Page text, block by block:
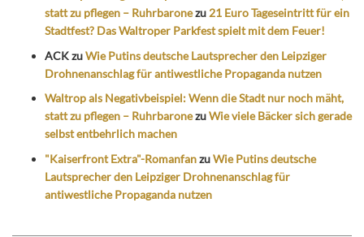
statt zu pflegen – Ruhrbaronezu 21 Euro Tageseintritt für ein
Stadtfest? Das Waltroper Parkfest spielt mit dem Feuer!
ACKzuWie Putins deutsche Lautsprecher den Leipziger
Drohnenanschlag für antiwestliche Propaganda nutzen
Waltrop als Negativbeispiel: Wenn die Stadt nur noch mäht,
statt zu pflegen – RuhrbaronezuWie viele Bäcker sich gerade
selbst entbehrlich machen
"Kaiserfront Extra"-RomanfanzuWie Putins deutsche
Lautsprecher den Leipziger Drohnenanschlag für
antiwestliche Propaganda nutzen